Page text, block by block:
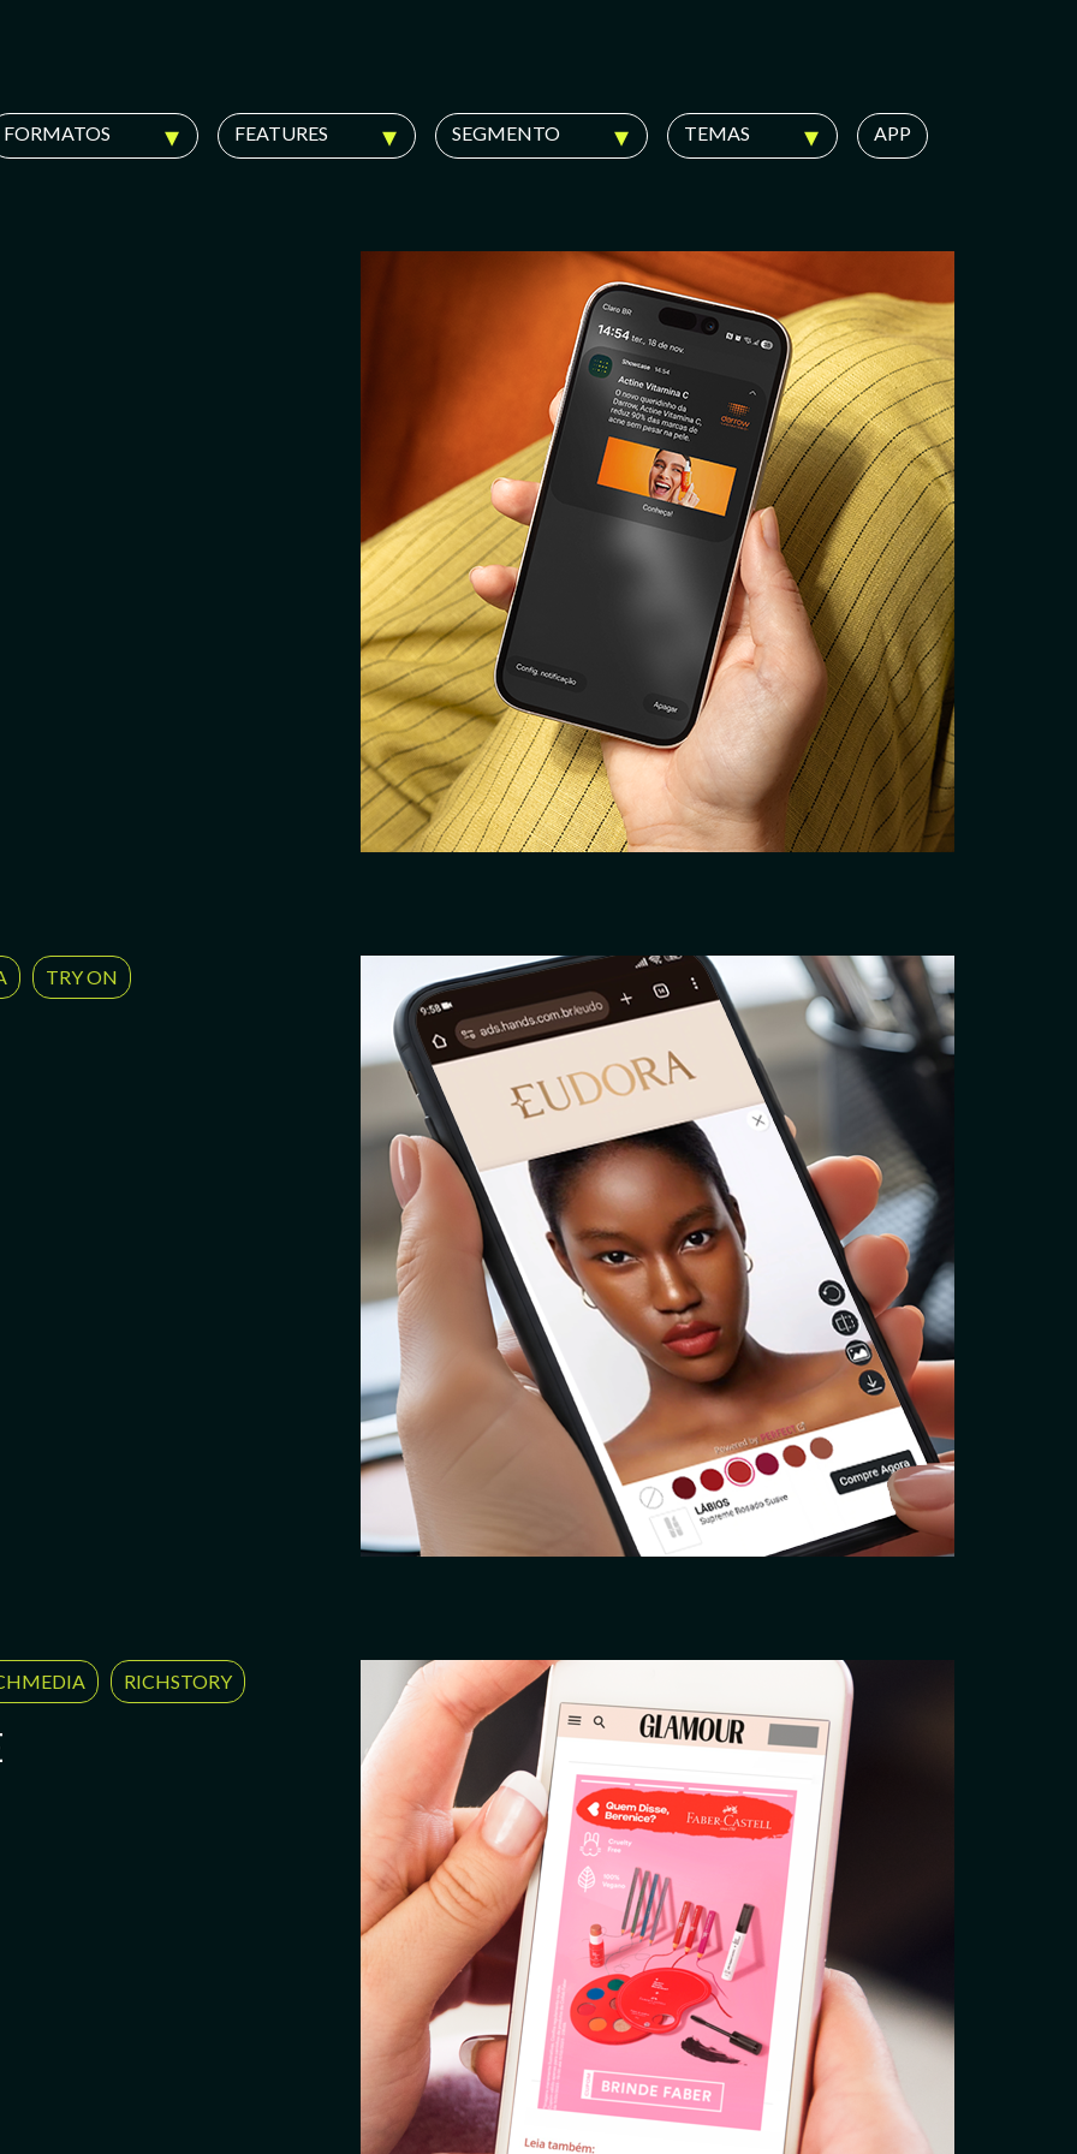
FORMATOS FEATURES SEGMENTO TEMAS APP
TRY ON
RICHSTORY